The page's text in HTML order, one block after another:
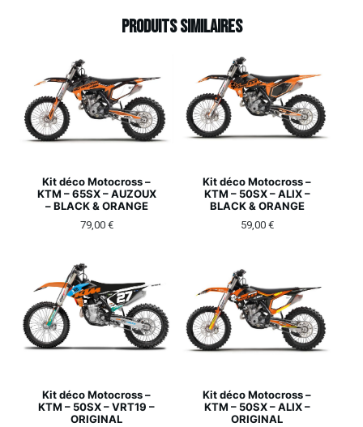
Produits similaires
Kit déco Motocross –
KTM – 65SX – AUZOUX
– BLACK & ORANGE
79,00 €
Kit déco Motocross –
KTM – 50SX – ALIX –
BLACK & ORANGE
59,00 €
Kit déco Motocross –
KTM – 50SX – VRT19 –
ORIGINAL
Kit déco Motocross –
KTM – 50SX – ALIX –
ORIGINAL